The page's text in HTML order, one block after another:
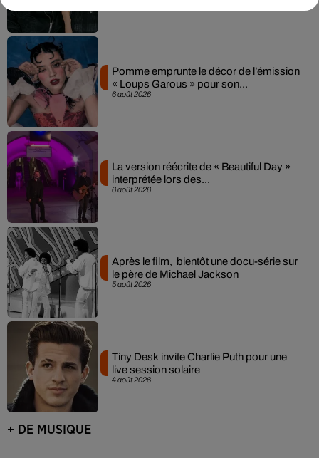
6 août 2026
Pomme emprunte le décor de l’émission
« Loups Garous » pour son...
6 août 2026
La version réécrite de « Beautiful Day »
interprétée lors des...
5 août 2026
Après le film, bientôt une docu-série sur
le père de Michael Jackson
4 août 2026
Tiny Desk invite Charlie Puth pour une
live session solaire
+ DE MUSIQUE